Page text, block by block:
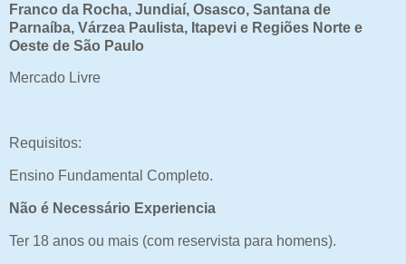
Franco da Rocha, Jundiaí, Osasco, Santana de
Parnaíba, Várzea Paulista, Itapevi e Regiões Norte e
Oeste de São Paulo
Mercado Livre
Requisitos:
Ensino Fundamental Completo.
Não é Necessário Experiencia
Ter 18 anos ou mais (com reservista para homens).